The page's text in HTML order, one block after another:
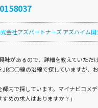
会社アズパートナーズ アズハイム
味があるので、詳細を教えていただ
JR○○線の沿線で探していますが、
都内で探しています。マイナビコメ
の求人はありますか？」